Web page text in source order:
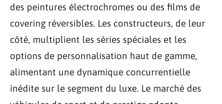
des peintures électrochromes ou des films de
covering réversibles. Les constructeurs, de leur
côté, multiplient les séries spéciales et les
options de personnalisation haut de gamme,
alimentant une dynamique concurrentielle
inédite sur le segment du luxe. Le marché des